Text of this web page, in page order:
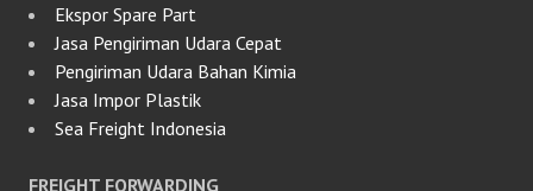
Ekspor Spare Part
Jasa Pengiriman Udara Cepat
Pengiriman Udara Bahan Kimia
Jasa Impor Plastik
Sea Freight Indonesia
FREIGHT FORWARDING